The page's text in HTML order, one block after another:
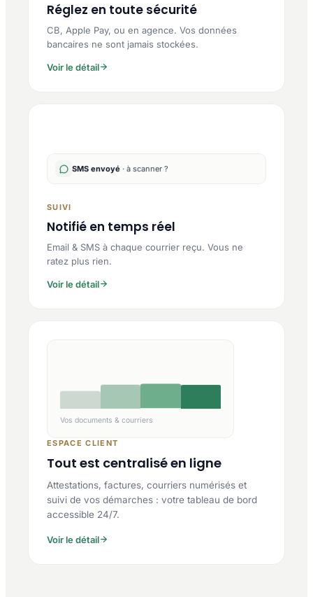
Réglez en toute sécurité
CB, Apple Pay, ou en agence. Vos données
bancaires ne sont jamais stockées.
Voir le détail
SMS envoyé · à scanner ?
SUIVI
Notifié en temps réel
Email & SMS à chaque courrier reçu. Vous ne
ratez plus rien.
Voir le détail
Vos documents & courriers
ESPACE CLIENT
Tout est centralisé en ligne
Attestations, factures, courriers numérisés et
suivi de vos démarches : votre tableau de bord
accessible 24/7.
Voir le détail